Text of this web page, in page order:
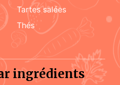
tartes salées
Thés
ingrédients